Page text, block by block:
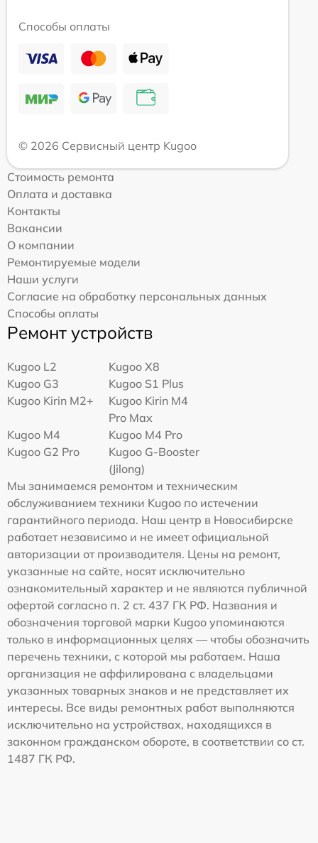
Способы оплаты
© 2026 Сервисный центр Kugoo
Стоимость ремонта
Оплата и доставка
Контакты
Вакансии
О компании
Ремонтируемые модели
Наши услуги
Согласие на обработку персональных данных
Способы оплаты
Ремонт устройств
Kugoo L2
Kugoo X8
Kugoo G3
Kugoo S1 Plus
Kugoo Kirin M2+
Kugoo Kirin M4
Pro Max
Kugoo M4
Kugoo M4 Pro
Kugoo G2 Pro
Kugoo G-Booster
(Jilong)
Мы занимаемся ремонтом и техническим
обслуживанием техники Kugoo по истечении
гарантийного периода. Наш центр в Новосибирске
работает независимо и не имеет официальной
авторизации от производителя. Цены на ремонт,
указанные на сайте, носят исключительно
ознакомительный характер и не являются публичной
офертой согласно п. 2 ст. 437 ГК РФ. Названия и
обозначения торговой марки Kugoo упоминаются
только в информационных целях — чтобы обозначить
перечень техники, с которой мы работаем. Наша
организация не аффилирована с владельцами
указанных товарных знаков и не представляет их
интересы. Все виды ремонтных работ выполняются
исключительно на устройствах, находящихся в
законном гражданском обороте, в соответствии со ст.
1487 ГК РФ.